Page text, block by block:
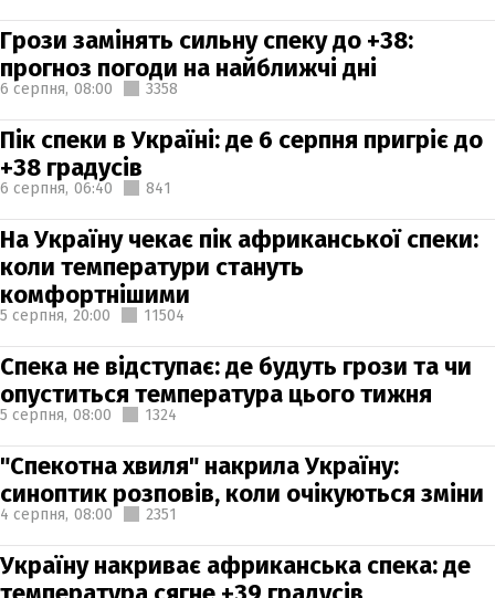
Грози замінять сильну спеку до +38:
прогноз погоди на найближчі дні
6 серпня, 08:00 3358
Пік спеки в Україні: де 6 серпня пригріє до
+38 градусів
6 серпня, 06:40 841
На Україну чекає пік африканської спеки:
коли температури стануть
комфортнішими
5 серпня, 20:00 11504
Спека не відступає: де будуть грози та чи
опуститься температура цього тижня
5 серпня, 08:00 1324
"Спекотна хвиля" накрила Україну:
синоптик розповів, коли очікуються зміни
4 серпня, 08:00 2351
Україну накриває африканська спека: де